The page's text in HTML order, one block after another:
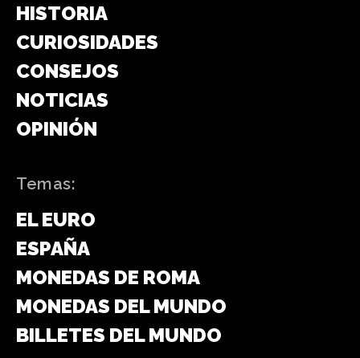
HISTORIA
CURIOSIDADES
CONSEJOS
NOTICIAS
OPINIÓN
Temas:
EL EURO
ESPAÑA
MONEDAS DE ROMA
MONEDAS DEL MUNDO
BILLETES DEL MUNDO